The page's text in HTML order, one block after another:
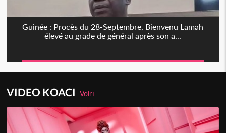
Guinée : Procès du 28-Septembre, Bienvenu Lamah
élevé au grade de général après son a...
VIDEO KOACIVoir+